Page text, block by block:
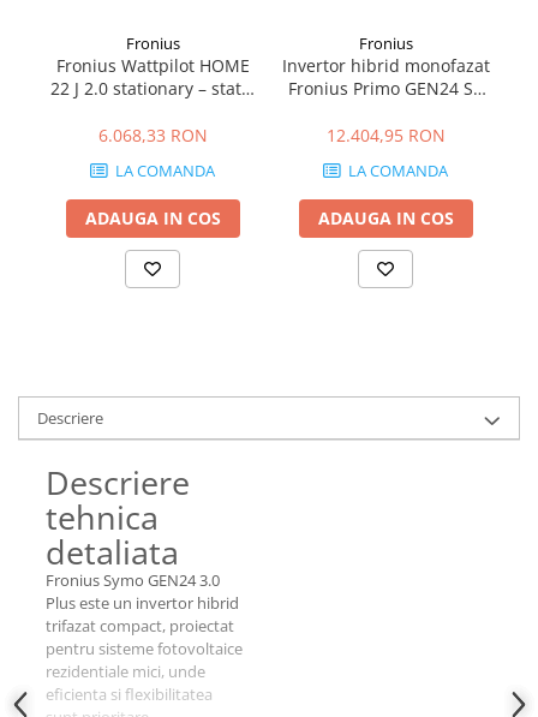
Fronius
Fronius Wattpilot HOME
22 J 2.0 stationary – statie
2, WLAN, RFID
6.068,33 RON
LA COMANDA
ADAUGA IN COS
Fronius
Invertor hibrid monofazat
Fronius Primo GEN24 SC
Ready, Eficienta 98.2%
12.404,95 RON
LA COMANDA
ADAUGA IN COS
Descriere
Descriere
tehnica
detaliata
Fronius Symo GEN24 3.0
Plus este un invertor hibrid
trifazat compact, proiectat
pentru sisteme fotovoltaice
rezidentiale mici, unde
eficienta si flexibilitatea